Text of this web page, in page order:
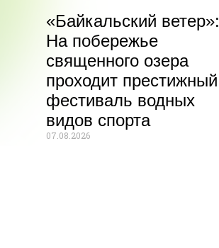
«Байкальский ветер»:
На побережье
священного озера
проходит престижный
фестиваль водных
видов спорта
07.08.2026